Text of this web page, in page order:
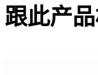
跟此产